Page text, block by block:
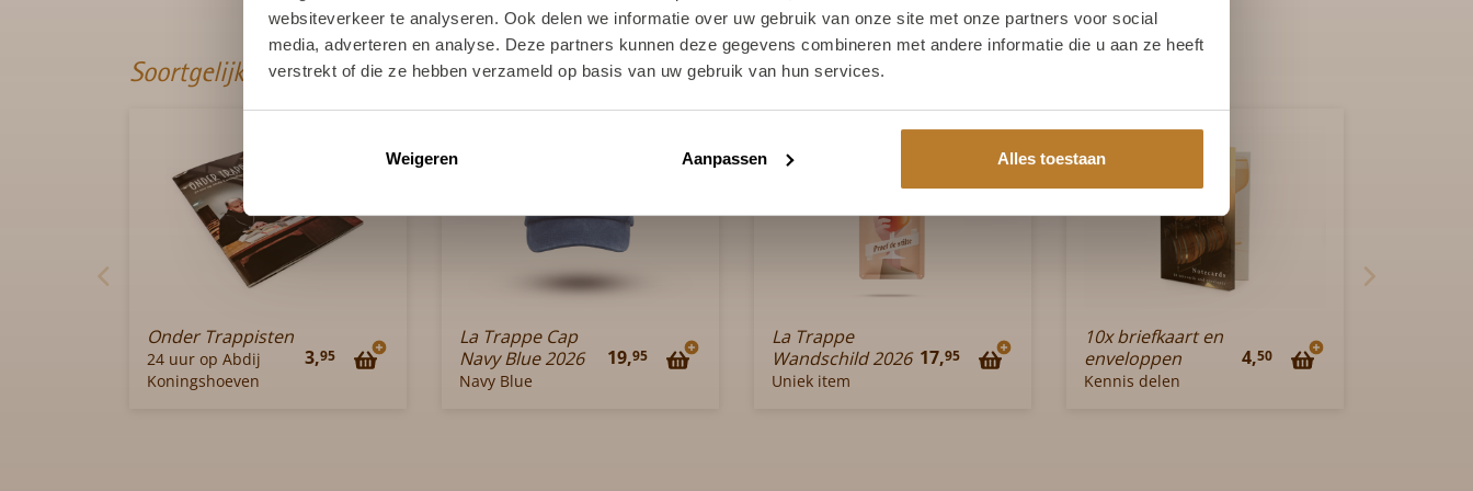
websiteverkeer te analyseren. Ook delen we informatie over uw gebruik van onze site met onze partners voor social
media, adverteren en analyse. Deze partners kunnen deze gegevens combineren met andere informatie die u aan ze heeft
verstrekt of die ze hebben verzameld op basis van uw gebruik van hun services.
Weigeren Aanpassen Alles toestaan
Ja, ik ben 18 jaar of ouder Nee
Soortgelijke producten
Onder Trappisten
24 uur op Abdij
Koningshoeven
3,95
La Trappe Cap
Navy Blue 2026
Navy Blue
19,95
La Trappe
Wandschild 2026
Uniek item
17,95
10x briefkaart en
enveloppen
Kennis delen
4,50